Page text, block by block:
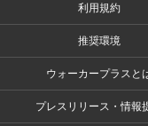
利用規約
推奨環境
ウォーカープラスと
プレスリリース・情報